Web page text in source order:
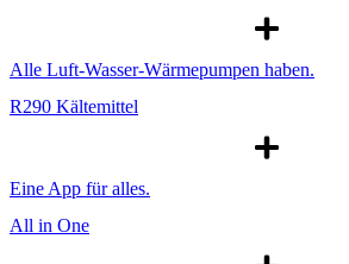
Alle Luft-Wasser-Wärmepumpen haben.
R290 Kältemittel
Eine App für alles.
All in One